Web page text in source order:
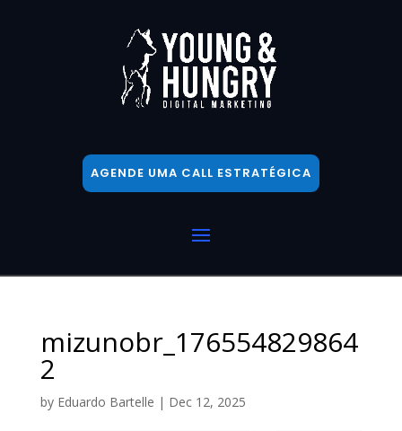
AGENDE UMA CALL ESTRATÉGICA
mizunobr_176554829864
2
by Eduardo Bartelle | Dec 12, 2025